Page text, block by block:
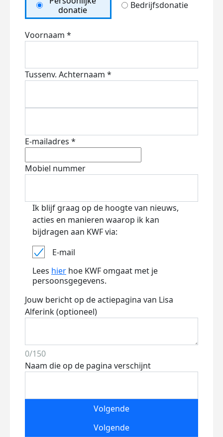
donatie
Bedrijfsdonatie
Voornaam *
Tussenv. Achternaam *
E-mailadres *
Mobiel nummer
Ik blijf graag op de hoogte van nieuws,
acties en manieren waarop ik kan
bijdragen aan KWF via:
E-mail
Lees hier hoe KWF omgaat met je
persoonsgegevens.
Jouw bericht op de actiepagina van Lisa
Alferink (optioneel)
0/150
Naam die op de pagina verschijnt
Volgende
Volgende